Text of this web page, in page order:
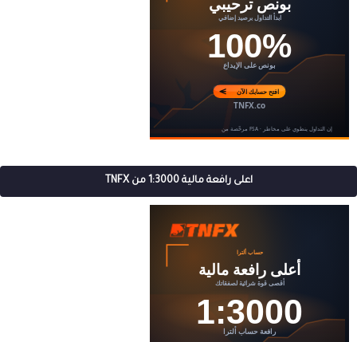
اعلى رافعة مالية 1:3000 من TNFX